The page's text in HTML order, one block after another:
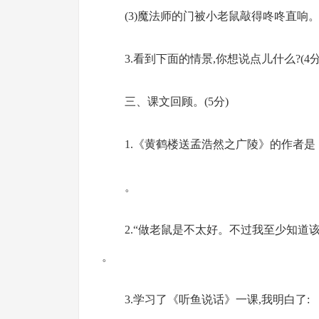
(3)魔法师的门被小老鼠敲得咚咚直响
3.看到下面的情景,你想说点儿什么?(4
三、课文回顾。(5分)
1.《黄鹤楼送孟浩然之广陵》
。
2.“做老鼠是不太好。不过我至少知道
。
3.学习了《听鱼说话》一课,我明白了